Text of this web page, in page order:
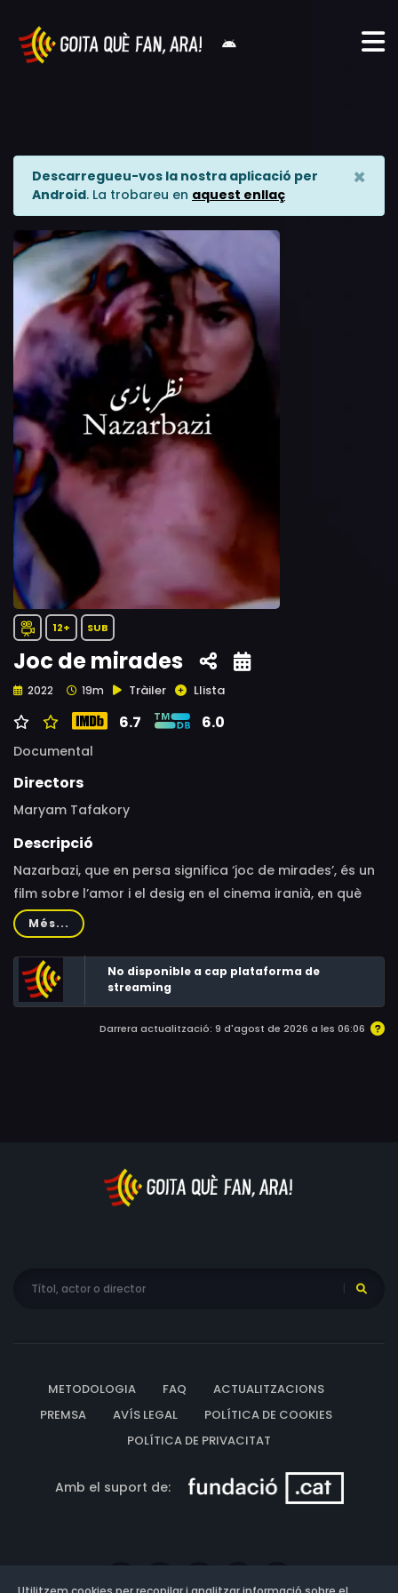
Descarregueu-vos la nostra aplicació per
Android. La trobareu en aquest enllaç
×
12+ SUB
Joc de mirades
2022 19m Tràiler Llista
6.7 6.0
Documental
Directors
Maryam Tafakory
Descripció
Nazarbazi, que en persa significa ‘joc de mirades’, és un
film sobre l’amor i el desig en el cinema iranià, en què
està prohibit mostrar la intimitat i el contacte entre
dones i homes.
Més...
No disponible a cap plataforma de
streaming
Darrera actualització: 9 d'agost de 2026 a les 06:06
METODOLOGIA FAQ
ACTUALITZACIONS
PREMSA
AVÍS LEGAL
POLÍTICA DE COOKIES
POLÍTICA DE PRIVACITAT
Amb el suport de: